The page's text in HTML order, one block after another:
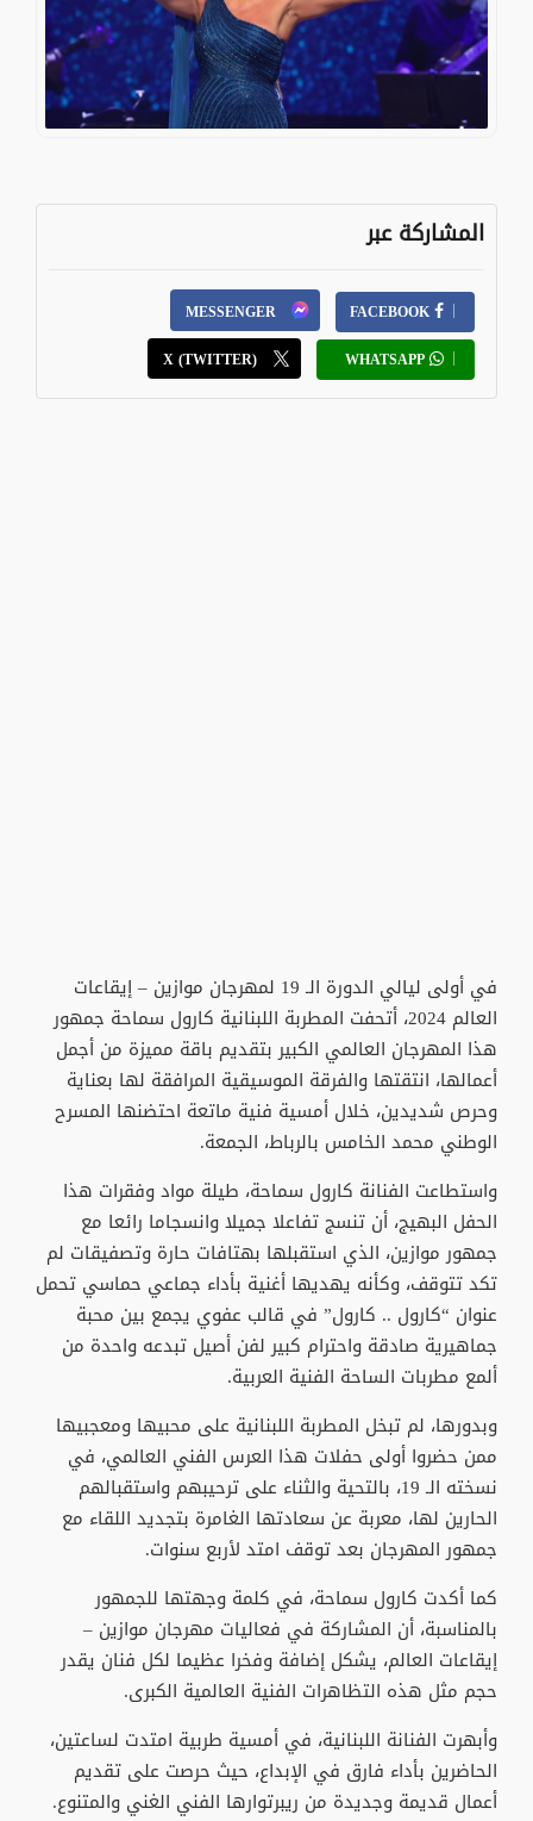
المشاركة عبر
FACEBOOK
MESSENGER
WHATSAPP
X (TWITTER)
في أولى ليالي الدورة الـ 19 لمهرجان موازين – إيقاعات
العالم 2024، أتحفت المطربة اللبنانية كارول سماحة جمهور
هذا المهرجان العالمي الكبير بتقديم باقة مميزة من أجمل
أعمالها، انتقتها والفرقة الموسيقية المرافقة لها بعناية
وحرص شديدين، خلال أمسية فنية ماتعة احتضنها المسرح
الوطني محمد الخامس بالرباط، الجمعة.
واستطاعت الفنانة كارول سماحة، طيلة مواد وفقرات هذا
الحفل البهيج، أن تنسج تفاعلا جميلا وانسجاما رائعا مع
جمهور موازين، الذي استقبلها بهتافات حارة وتصفيقات لم
تكد تتوقف، وكأنه يهديها أغنية بأداء جماعي حماسي تحمل
عنوان “كارول .. كارول” في قالب عفوي يجمع بين محبة
جماهيرية صادقة واحترام كبير لفن أصيل تبدعه واحدة من
ألمع مطربات الساحة الفنية العربية.
وبدورها، لم تبخل المطربة اللبنانية على محبيها ومعجبيها
ممن حضروا أولى حفلات هذا العرس الفني العالمي، في
نسخته الـ 19، بالتحية والثناء على ترحيبهم واستقبالهم
الحارين لها، معربة عن سعادتها الغامرة بتجديد اللقاء مع
جمهور المهرجان بعد توقف امتد لأربع سنوات.
كما أكدت كارول سماحة، في كلمة وجهتها للجمهور
بالمناسبة، أن المشاركة في فعاليات مهرجان موازين –
إيقاعات العالم، يشكل إضافة وفخرا عظيما لكل فنان يقدر
حجم مثل هذه التظاهرات الفنية العالمية الكبرى.
وأبهرت الفنانة اللبنانية، في أمسية طربية امتدت لساعتين،
الحاضرين بأداء فارق في الإبداع، حيث حرصت على تقديم
أعمال قديمة وجديدة من ريبرتوارها الفني الغني والمتنوع.